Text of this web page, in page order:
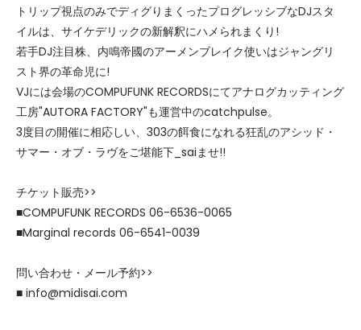
トリップ視点のみでディグりまくったプログレッシブなDJスタ
イルは、サイケデリックの新解釈にハメられまくり!
若手DJ注目株、内鳴帝國のアーメンブレイク使いはジャングリ
スト界の革命児に!
VJには会場のCOMPUFUNK RECORDSにてアナログカッティング
工房"AUTORA FACTORY"も運営中のcatchpulse。
3度目の開催に相応しい、303の餌食になれる狂乱のアシッド・
サマー・オブ・ラヴをご堪能下_saiませ!!
チケット販売>>
■COMPUFUNK RECORDS 06-6536-0065
■Marginal records 06-6541-0039
問い合わせ・メール予約>>
■ info@midisai.com